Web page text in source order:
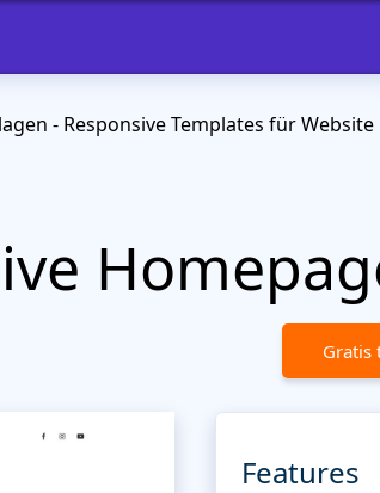
- Responsive Templates für Website
Gratis
Features